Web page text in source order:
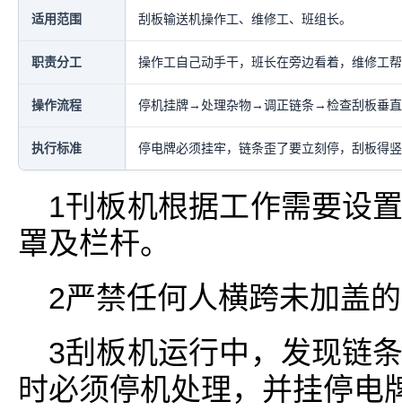
适用范围 刮板输送机操作工、维修工、班组长。
职责分工 操作工自己动手干，班长在旁边看着，维修工
操作流程 停机挂牌→处理杂物→调正链条→检查刮板垂
执行标准 停电牌必须挂牢，链条歪了要立刻停，刮板得
1刊板机根据工作需要设
罩及栏杆。
2严禁任何人横跨未加盖
3刮板机运行中，发现链
时必须停机处理，并挂停电